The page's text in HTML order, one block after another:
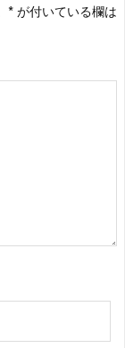
* が付いている欄は